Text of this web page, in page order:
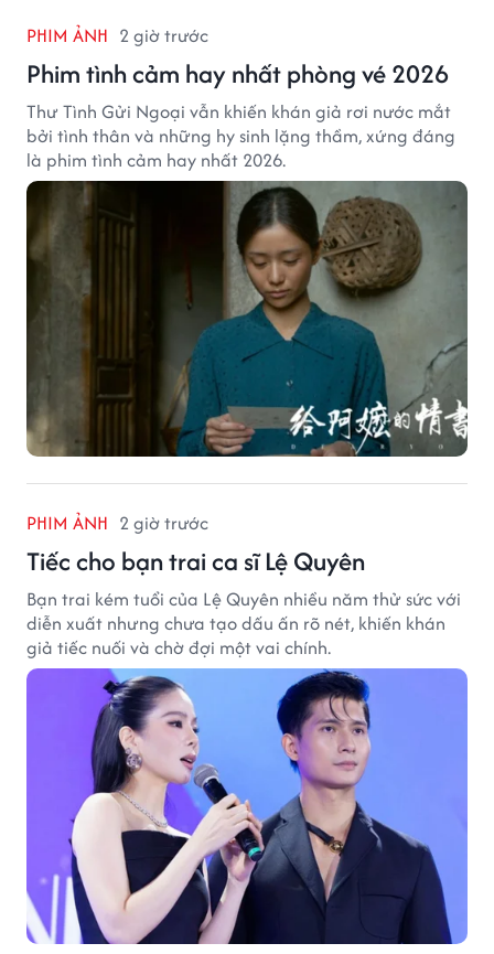
PHIM ẢNH 2 giờ trước
Phim tình cảm hay nhất phòng vé 2026
Thư Tình Gửi Ngoại vẫn khiến khán giả rơi nước mắt
bởi tình thân và những hy sinh lặng thầm, xứng đáng
là phim tình cảm hay nhất 2026.
PHIM ẢNH 2 giờ trước
Tiếc cho bạn trai ca sĩ Lệ Quyên
Bạn trai kém tuổi của Lệ Quyên nhiều năm thử sức với
diễn xuất nhưng chưa tạo dấu ấn rõ nét, khiến khán
giả tiếc nuối và chờ đợi một vai chính.